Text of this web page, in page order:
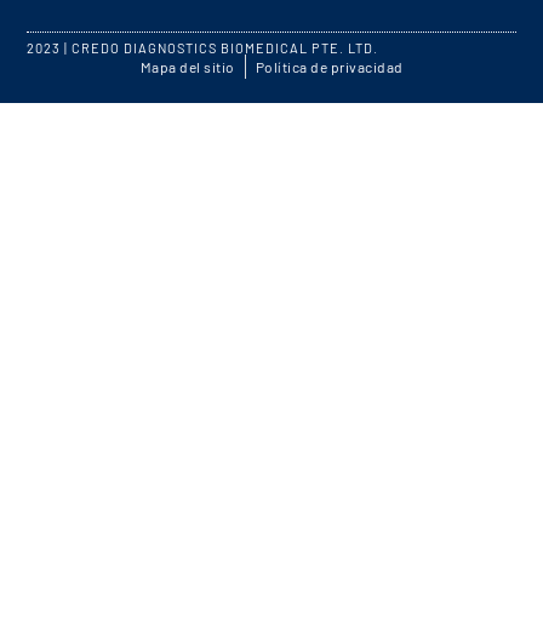
Mapa del sitio Política de privacidad
2023 | CREDO DIAGNOSTICS BIOMEDICAL PTE. LTD.